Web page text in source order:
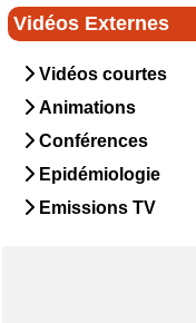
Vidéos Externes
Vidéos courtes
Animations
Conférences
Epidémiologie
Emissions TV